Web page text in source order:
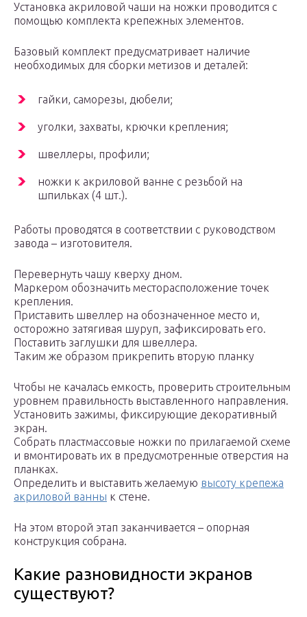
Установка акриловой чаши на ножки проводится с
помощью комплекта крепежных элементов.
Базовый комплект предусматривает наличие
необходимых для сборки метизов и деталей:
гайки, саморезы, дюбели;
уголки, захваты, крючки крепления;
швеллеры, профили;
ножки к акриловой ванне с резьбой на
шпильках (4 шт.).
Работы проводятся в соответствии с руководством
завода – изготовителя.
Перевернуть чашу кверху дном.
Маркером обозначить месторасположение точек
крепления.
Приставить швеллер на обозначенное место и,
осторожно затягивая шуруп, зафиксировать его.
Поставить заглушки для швеллера.
Таким же образом прикрепить вторую планку
Чтобы не качалась емкость, проверить строительным
уровнем правильность выставленного направления.
Установить зажимы, фиксирующие декоративный
экран.
Собрать пластмассовые ножки по прилагаемой схеме
и вмонтировать их в предусмотренные отверстия на
планках.
Определить и выставить желаемую высоту крепежа
акриловой ванны к стене.
На этом второй этап заканчивается – опорная
конструкция собрана.
Какие разновидности экранов
существуют?